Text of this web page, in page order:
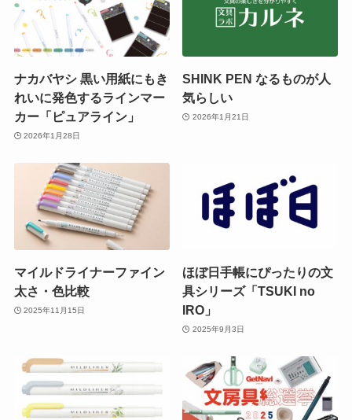
ナカバヤシ 黒い用紙にもき
れいに発色するラインマー
カー「ピュアライン」
2026年1月28日
SHINK PEN なるものが人
気らしい
2026年1月21日
マイルドライナーファイン
太さ・色比較
2025年11月15日
ほぼ日手帳にぴったりの文
具シリーズ「TSUKI no
IRO」
2025年9月3日